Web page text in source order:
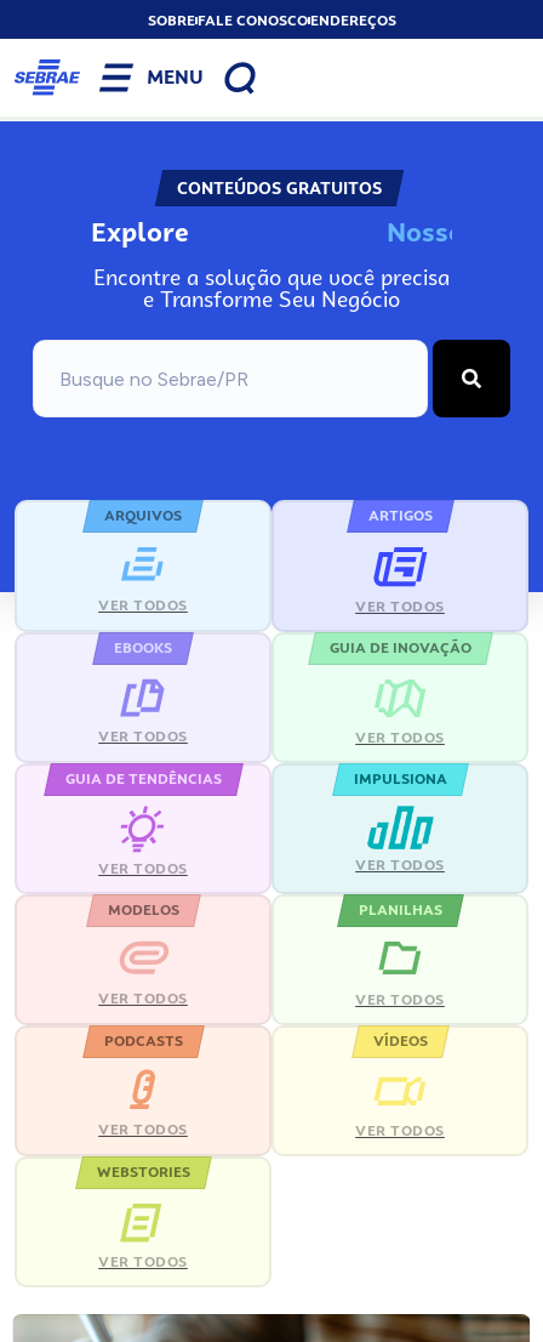
SOBREFALE CONOSCOENDEREÇOS
MENU
CONTEÚDOS GRATUITOS
Explore No
Encontre a solução que você precisa
e Transforme Seu Negócio
ARQUIVOS
VER TODOS
ARTIGOS
VER TODOS
EBOOKS
VER TODOS
GUIA DE INOVAÇÃO
VER TODOS
GUIA DE TENDÊNCIAS
VER TODOS
IMPULSIONA
VER TODOS
MODELOS
VER TODOS
PLANILHAS
VER TODOS
PODCASTS
VER TODOS
VÍDEOS
VER TODOS
WEBSTORIES
VER TODOS